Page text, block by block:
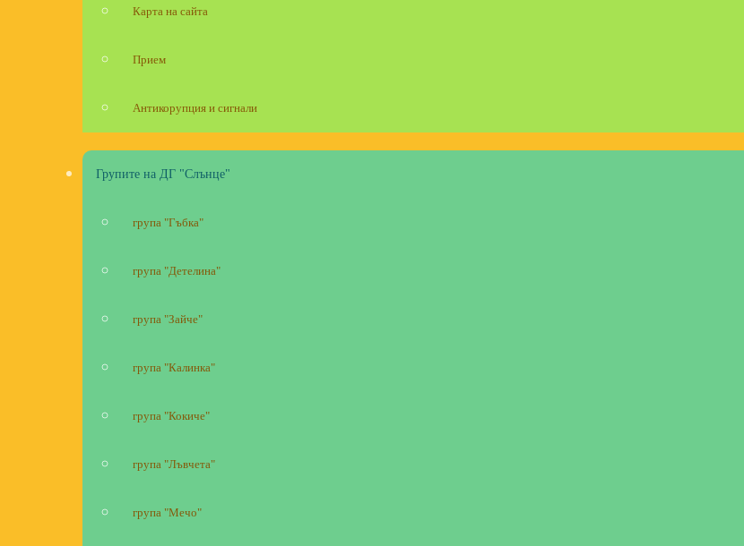
Карта на сайта
Прием
Антикорупция и сигнали
Групите на ДГ "Слънце"
група "Гъбка"
група "Детелина"
група "Зайче"
група "Калинка"
група "Кокиче"
група "Лъвчета"
група "Мечо"